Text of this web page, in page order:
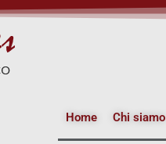
Home Chi siamo